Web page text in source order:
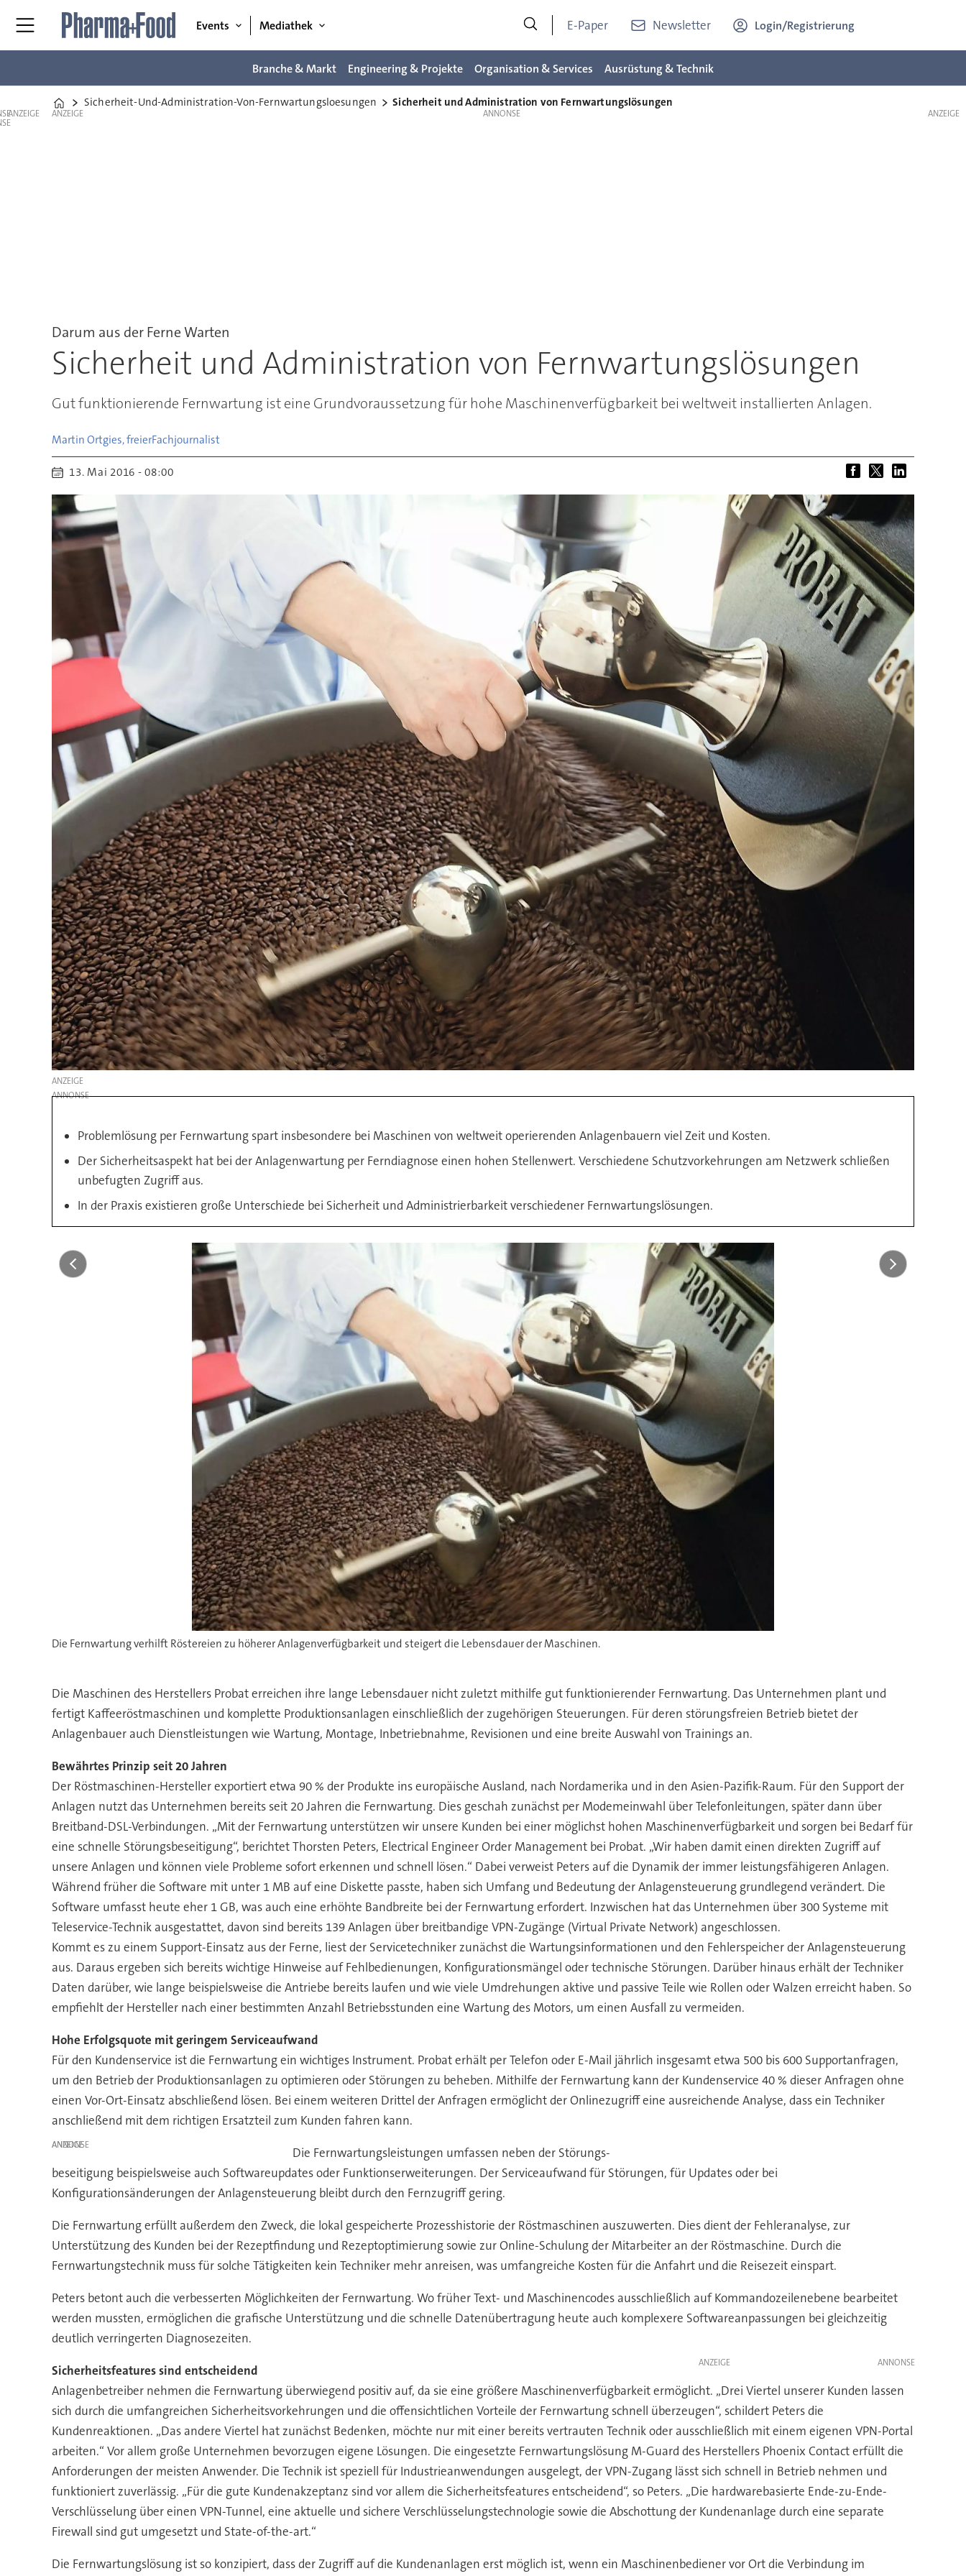
Events Mediathek E-Paper Newsletter Login/Registrierung
Branche & Markt Engineering & Projekte Organisation & Services Ausrüstung & Technik
Home
Sicherheit-Und-Administration-Von-Fernwartungsloesungen Sicherheit und Administration von Fernwartungslösungen
ANZEIGE ANZEIGE
Darum aus der Ferne Warten
Sicherheit und Administration von Fernwartungslösungen
Gut funktionierende Fernwartung ist eine Grundvoraussetzung für hohe Maschinenverfügbarkeit bei weltweit installierten Anlagen.
Martin Ortgies, freierFachjournalist
13. Mai 2016 - 08:00
ANZEIGE
Problemlösung per Fernwartung spart insbesondere bei Maschinen von weltweit operierenden Anlagenbauern viel Zeit und Kosten.
Der Sicherheitsaspekt hat bei der Anlagenwartung per Ferndiagnose einen hohen Stellenwert. Verschiedene Schutzvorkehrungen am Netzwerk schließen
unbefugten Zugriff aus.
In der Praxis existieren große Unterschiede bei Sicherheit und Administrierbarkeit verschiedener Fernwartungslösungen.
Die Fernwartung verhilft Röstereien zu höherer Anlagenverfügbarkeit und steigert die Lebensdauer der Maschinen.
Die Maschinen des Herstellers Probat erreichen ihre lange Lebensdauer nicht zuletzt mithilfe gut funktionierender Fernwartung. Das Unternehmen plant und
fertigt Kaffeeröstmaschinen und komplette Produktionsanlagen einschließlich der zugehörigen Steuerungen. Für deren störungsfreien Betrieb bietet der
Anlagenbauer auch Dienstleistungen wie Wartung, Montage, Inbetriebnahme, Revisionen und eine breite Auswahl von Trainings an.
Bewährtes Prinzip seit 20 Jahren
Der Röstmaschinen-Hersteller exportiert etwa 90 % der Produkte ins europäische Ausland, nach Nordamerika und in den Asien-Pazifik-Raum. Für den Support der
Anlagen nutzt das Unternehmen bereits seit 20 Jahren die Fernwartung. Dies geschah zunächst per Modemeinwahl über Telefonleitungen, später dann über
Breitband-DSL-Verbindungen. „Mit der Fernwartung unterstützen wir unsere Kunden bei einer möglichst hohen Maschinenverfügbarkeit und sorgen bei Bedarf für
eine schnelle Störungsbeseitigung“, berichtet Thorsten Peters, Electrical Engineer Order Management bei Probat. „Wir haben damit einen direkten Zugriff auf
unsere Anlagen und können viele Probleme sofort erkennen und schnell lösen.“ Dabei verweist Peters auf die Dynamik der immer leistungsfähigeren Anlagen.
Während früher die Software mit unter 1 MB auf eine Diskette passte, haben sich Umfang und Bedeutung der Anlagensteuerung grundlegend verändert. Die
Software umfasst heute eher 1 GB, was auch eine erhöhte Bandbreite bei der Fernwartung erfordert. Inzwischen hat das Unternehmen über 300 Systeme mit
Teleservice-Technik ausgestattet, davon sind bereits 139 Anlagen über breitbandige VPN-Zugänge (Virtual Private Network) angeschlossen.
Kommt es zu einem Support-Einsatz aus der Ferne, liest der Servicetechniker zunächst die Wartungsinformationen und den Fehlerspeicher der Anlagensteuerung
aus. Daraus ergeben sich bereits wichtige Hinweise auf Fehlbedienungen, Konfigurationsmängel oder technische Störungen. Darüber hinaus erhält der Techniker
Daten darüber, wie lange beispielsweise die Antriebe bereits laufen und wie viele Umdrehungen aktive und passive Teile wie Rollen oder Walzen erreicht haben. So
empfiehlt der Hersteller nach einer bestimmten Anzahl Betriebsstunden eine Wartung des Motors, um einen Ausfall zu vermeiden.
Hohe Erfolgsquote mit geringem Serviceaufwand
Für den Kundenservice ist die Fernwartung ein wichtiges Instrument. Probat erhält per Telefon oder E-Mail jährlich insgesamt etwa 500 bis 600 Supportanfragen,
um den Betrieb der Produktionsanlagen zu optimieren oder Störungen zu beheben. Mithilfe der Fernwartung kann der Kundenservice 40 % dieser Anfragen ohne
einen Vor-Ort-Einsatz abschließend lösen. Bei einem weiteren Drittel der Anfragen ermöglicht der Onlinezugriff eine ausreichende Analyse, dass ein Techniker
anschließend mit dem richtigen Ersatzteil zum Kunden fahren kann.
ANZEIGE
Die Fernwartungsleistungen umfassen neben der Störungs-
beseitigung beispielsweise auch Softwareupdates oder Funktionserweiterungen. Der Serviceaufwand für Störungen, für Updates oder bei
Konfigurationsänderungen der Anlagensteuerung bleibt durch den Fernzugriff gering.
Die Fernwartung erfüllt außerdem den Zweck, die lokal gespeicherte Prozesshistorie der Röstmaschinen auszuwerten. Dies dient der Fehleranalyse, zur
Unterstützung des Kunden bei der Rezeptfindung und Rezeptoptimierung sowie zur Online-Schulung der Mitarbeiter an der Röstmaschine. Durch die
Fernwartungstechnik muss für solche Tätigkeiten kein Techniker mehr anreisen, was umfangreiche Kosten für die Anfahrt und die Reisezeit einspart.
Peters betont auch die verbesserten Möglichkeiten der Fernwartung. Wo früher Text- und Maschinencodes ausschließlich auf Kommandozeilenebene bearbeitet
werden mussten, ermöglichen die grafische Unterstützung und die schnelle Datenübertragung heute auch komplexere Softwareanpassungen bei gleichzeitig
deutlich verringerten Diagnosezeiten.
ANZEIGE
Sicherheitsfeatures sind entscheidend
Anlagenbetreiber nehmen die Fernwartung überwiegend positiv auf, da sie eine größere Maschinenverfügbarkeit ermöglicht. „Drei Viertel unserer Kunden lassen
sich durch die umfangreichen Sicherheitsvorkehrungen und die offensichtlichen Vorteile der Fernwartung schnell überzeugen“, schildert Peters die
Kundenreaktionen. „Das andere Viertel hat zunächst Bedenken, möchte nur mit einer bereits vertrauten Technik oder ausschließlich mit einem eigenen VPN-Portal
arbeiten.“ Vor allem große Unternehmen bevorzugen eigene Lösungen. Die eingesetzte Fernwartungslösung M-Guard des Herstellers Phoenix Contact erfüllt die
Anforderungen der meisten Anwender. Die Technik ist speziell für Industrieanwendungen ausgelegt, der VPN-Zugang lässt sich schnell in Betrieb nehmen und
funktioniert zuverlässig. „Für die gute Kundenakzeptanz sind vor allem die Sicherheitsfeatures entscheidend“, so Peters. „Die hardwarebasierte Ende-zu-Ende-
Verschlüsselung über einen VPN-Tunnel, eine aktuelle und sichere Verschlüsselungstechnologie sowie die Abschottung der Kundenanlage durch eine separate
Firewall sind gut umgesetzt und State-of-the-art.“
Die Fernwartungslösung ist so konzipiert, dass der Zugriff auf die Kundenanlagen erst möglich ist, wenn ein Maschinenbediener vor Ort die Verbindung im
ANZEIGE